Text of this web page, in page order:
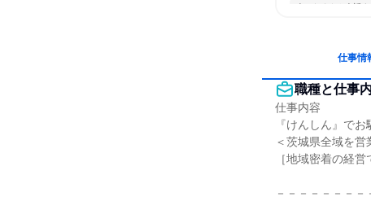
人とたくさん会話す
仕事情
職種と仕事
仕事内容
『けんしん』で
＜茨城県全域を営
［地域密着の経
－－－－－－－－